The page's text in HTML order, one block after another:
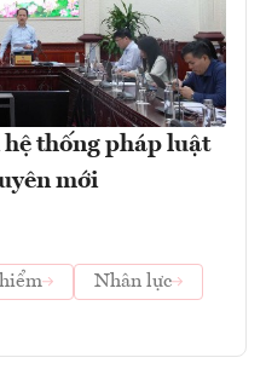
thống pháp luật
mới
Nhân lực